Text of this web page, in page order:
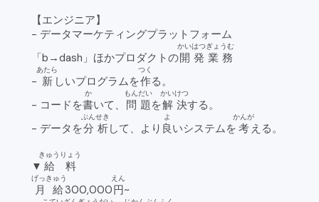
【エンジニア】
- データマーケティングプラットフォーム
「b→dash」ほかプロダクトの開発
かいはつ
業務
ぎょうむ
- 新
あたら
しいプログラムを作
つく
る。
- コードを書
か
いて、 問題
もんだい
を解決
かいけつ
する。
- データを分析
ぶんせき
して、より 良
よ
いシステムを 考
かんが
える。
▼ 給料
きゅうりょう
月給
げっきゅう
300,000円
えん
~